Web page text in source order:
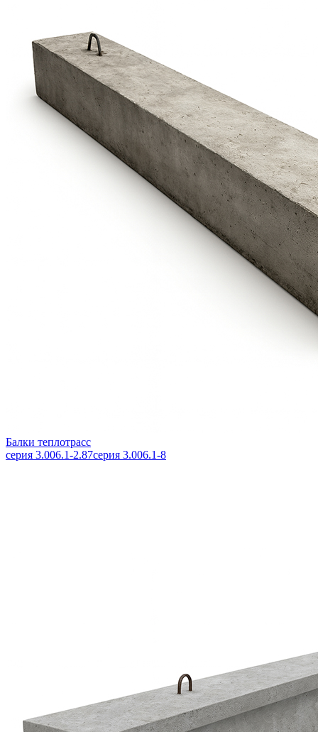
Балки теплотрасс
серия 3.006.1-2.87серия 3.006.1-8